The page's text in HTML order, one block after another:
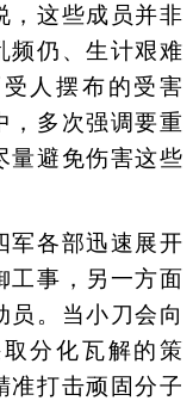
，这些成员并非
频仍、生计艰难
人摆布的受害
，多次强调要重
量避免伤害这些
各部迅速展开
工事，另一方面
员。当小刀会向
分化瓦解的策
准打击顽固分子